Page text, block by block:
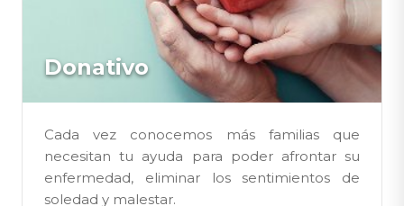
Donativo
Cada vez conocemos más familias que
necesitan tu ayuda para poder afrontar su
enfermedad, eliminar los sentimientos de
soledad y malestar.